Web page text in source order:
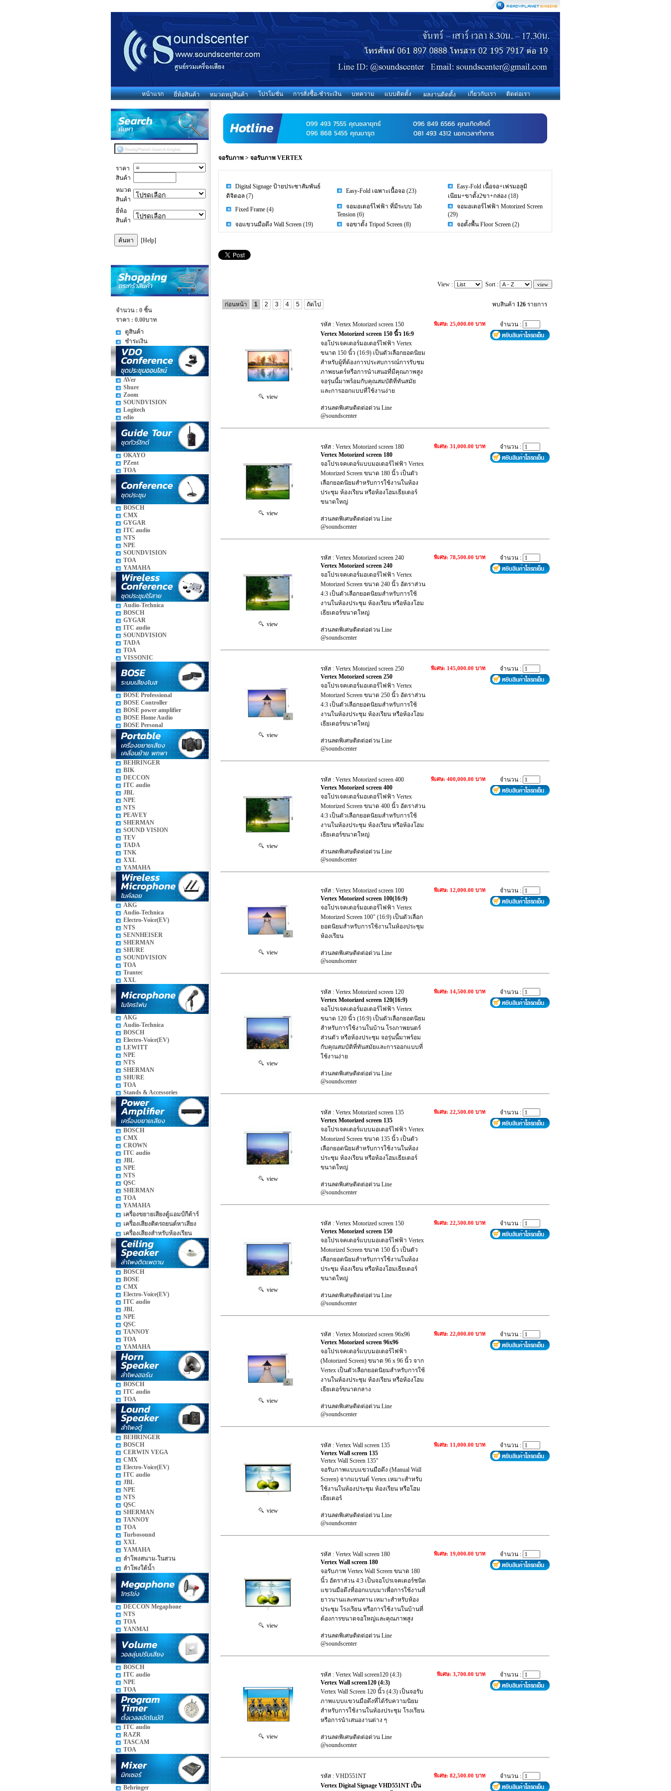
หน้าแรก ยี่ห้อสินค้า หมวดหมู่สินค้า โปรโมชั่น การสั่งซื้อ-ชำระเงิน บทความ แบบติดตั้ง ผลงานติดตั้ง เกี่ยวกับเรา ติดต่อเรา
ราคา
สินค้า
หมวด
สินค้า
ยี่ห้อ
สินค้า
[Help]
จำนวน : 0 ชิ้น
ราคา : 0.00บาท
ดูสินค้า
ชำระเงิน
AVer
Shure
Zoom
SOUNDVISION
Logitech
edio
OKAYO
PZent
TOA
BOSCH
CMX
GYGAR
ITC audio
NTS
NPE
SOUNDVISION
TOA
YAMAHA
Audio-Technica
BOSCH
GYGAR
ITC audio
SOUNDVISION
TADA
TOA
VISSONIC
BOSE Professional
BOSE Controller
BOSE power amplifier
BOSE Home Audio
BOSE Personal
BEHRINGER
BIK
DECCON
ITC audio
JBL
NPE
NTS
PEAVEY
SHERMAN
SOUND VISION
TEV
TADA
TNK
XXL
YAMAHA
AKG
Audio-Technica
Electro-Voice(EV)
NTS
SENNHEISER
SHERMAN
SHURE
SOUNDVISION
TOA
Trantec
XXL
AKG
Audio-Technica
BOSCH
Electro-Voice(EV)
LEWITT
NPE
NTS
SHERMAN
SHURE
TOA
Stands & Accessories
BOSCH
CMX
CROWN
ITC audio
JBL
NPE
NTS
QSC
SHERMAN
TOA
YAMAHA
เครื่องขยายเสียงตู้แอมป์กีต้าร์
เครื่องเสียงติดรถยนต์หาเสียง
เครื่องเสียงสำหรับห้องเรียน
BOSCH
BOSE
CMX
Electro-Voice(EV)
ITC audio
JBL
NPE
QSC
TANNOY
TOA
YAMAHA
BOSCH
ITC audio
TOA
BEHRINGER
BOSCH
CERWIN VEGA
CMX
Electro-Voice(EV)
ITC audio
JBL
NPE
NTS
QSC
SHERMAN
TANNOY
TOA
Turbosound
XXL
YAMAHA
ลำโพงสนาม-ในสวน
ลำโพงใต้น้ำ
DECCON Megaphone
NTS
TOA
YANMAI
BOSCH
ITC audio
NPE
TOA
ITC audio
RAZR
TASCAM
TOA
Behringer
จอรับภาพ >จอรับภาพ VERTEX
Digital Signage ป้ายประชาสัมพันธ์
ดิจิตอล(7)
Easy-Fold เฉพาะเนื้อจอ (23)
Easy-Fold เนื้อจอ+เฟรมอลูมิ
เนียม+ขาตั้ง2ขา+กล่อง (18)
Fixed Frame (4)
จอมอเตอร์ไฟฟ้า ที่มีระบบ Tab
Tension (6)
จอมอเตอร์ไฟฟ้า Motorized Screen
(29)
จอแขวนมือดึง Wall Screen (19) จอขาตั้ง Tripod Screen (8) จอตั้งพื้น Floor Screen (2)
View : Sort :
ก่อนหน้า 1 2 3 4 5 ถัดไป พบสินค้า 126 รายการ
view
รหัส : Vertex Motorized screen 150
Vertex Motorized screen 150 นิ้ว 16:9
จอโปรเจคเตอร์มอเตอร์ไฟฟ้า Vertex
ขนาด 150 นิ้ว (16:9) เป็นตัวเลือกยอดนิยม
สำหรับผู้ที่ต้องการประสบการณ์การรับชม
ภาพยนตร์หรือการนำเสนอที่มีคุณภาพสูง
จอรุ่นนี้มาพร้อมกับคุณสมบัติที่ทันสมัย
และการออกแบบที่ใช้งานง่าย
ส่วนลดพิเศษติดต่อด่วน Line
@soundscenter
พิเศษ: 25,000.00 บาท จำนวน :
view
รหัส : Vertex Motorized screen 180
Vertex Motorized screen 180
จอโปรเจคเตอร์แบบมอเตอร์ไฟฟ้า Vertex
Motorized Screen ขนาด 180 นิ้ว เป็นตัว
เลือกยอดนิยมสำหรับการใช้งานในห้อง
ประชุม ห้องเรียน หรือห้องโฮมเธียเตอร์
ขนาดใหญ่
ส่วนลดพิเศษติดต่อด่วน Line
@soundscenter
พิเศษ: 31,000.00 บาท จำนวน :
view
รหัส : Vertex Motorized screen 240
Vertex Motorized screen 240
จอโปรเจคเตอร์มอเตอร์ไฟฟ้า Vertex
Motorized Screen ขนาด 240 นิ้ว อัตราส่วน
4:3 เป็นตัวเลือกยอดนิยมสำหรับการใช้
งานในห้องประชุม ห้องเรียน หรือห้องโฮม
เธียเตอร์ขนาดใหญ่
ส่วนลดพิเศษติดต่อด่วน Line
@soundscenter
พิเศษ: 78,500.00 บาท จำนวน :
view
รหัส : Vertex Motorized screen 250
Vertex Motorized screen 250
จอโปรเจคเตอร์มอเตอร์ไฟฟ้า Vertex
Motorized Screen ขนาด 250 นิ้ว อัตราส่วน
4:3 เป็นตัวเลือกยอดนิยมสำหรับการใช้
งานในห้องประชุม ห้องเรียน หรือห้องโฮม
เธียเตอร์ขนาดใหญ่
ส่วนลดพิเศษติดต่อด่วน Line
@soundscenter
พิเศษ: 145,000.00 บาท จำนวน :
view
รหัส : Vertex Motorized screen 400
Vertex Motorized screen 400
จอโปรเจคเตอร์มอเตอร์ไฟฟ้า Vertex
Motorized Screen ขนาด 400 นิ้ว อัตราส่วน
4:3 เป็นตัวเลือกยอดนิยมสำหรับการใช้
งานในห้องประชุม ห้องเรียน หรือห้องโฮม
เธียเตอร์ขนาดใหญ่
ส่วนลดพิเศษติดต่อด่วน Line
@soundscenter
พิเศษ: 400,000.00 บาท จำนวน :
view
รหัส : Vertex Motorized screen 100
Vertex Motorized screen 100(16:9)
จอโปรเจคเตอร์มอเตอร์ไฟฟ้า Vertex
Motorized Screen 100″ (16:9) เป็นตัวเลือก
ยอดนิยมสำหรับการใช้งานในห้องประชุม
ห้องเรียน
ส่วนลดพิเศษติดต่อด่วน Line
@soundscenter
พิเศษ: 12,000.00 บาท จำนวน :
view
รหัส : Vertex Motorized screen 120
Vertex Motorized screen 120(16:9)
จอโปรเจคเตอร์มอเตอร์ไฟฟ้า Vertex
ขนาด 120 นิ้ว (16:9) เป็นตัวเลือกยอดนิยม
สำหรับการใช้งานในบ้าน โรงภาพยนตร์
ส่วนตัว หรือห้องประชุม จอรุ่นนี้มาพร้อม
กับคุณสมบัติที่ทันสมัยและการออกแบบที่
ใช้งานง่าย
ส่วนลดพิเศษติดต่อด่วน Line
@soundscenter
พิเศษ: 14,500.00 บาท จำนวน :
view
รหัส : Vertex Motorized screen 135
Vertex Motorized screen 135
จอโปรเจคเตอร์แบบมอเตอร์ไฟฟ้า Vertex
Motorized Screen ขนาด 135 นิ้ว เป็นตัว
เลือกยอดนิยมสำหรับการใช้งานในห้อง
ประชุม ห้องเรียน หรือห้องโฮมเธียเตอร์
ขนาดใหญ่
ส่วนลดพิเศษติดต่อด่วน Line
@soundscenter
พิเศษ: 22,500.00 บาท จำนวน :
view
รหัส : Vertex Motorized screen 150
Vertex Motorized screen 150
จอโปรเจคเตอร์แบบมอเตอร์ไฟฟ้า Vertex
Motorized Screen ขนาด 150 นิ้ว เป็นตัว
เลือกยอดนิยมสำหรับการใช้งานในห้อง
ประชุม ห้องเรียน หรือห้องโฮมเธียเตอร์
ขนาดใหญ่
ส่วนลดพิเศษติดต่อด่วน Line
@soundscenter
พิเศษ: 22,500.00 บาท จำนวน :
view
รหัส : Vertex Motorized screen 96x96
Vertex Motorized screen 96x96
จอโปรเจคเตอร์แบบมอเตอร์ไฟฟ้า
(Motorized Screen) ขนาด 96 x 96 นิ้ว จาก
Vertex เป็นตัวเลือกยอดนิยมสำหรับการใช้
งานในห้องประชุม ห้องเรียน หรือห้องโฮม
เธียเตอร์ขนาดกลาง
ส่วนลดพิเศษติดต่อด่วน Line
@soundscenter
พิเศษ: 22,000.00 บาท จำนวน :
view
รหัส : Vertex Wall screen 135
Vertex Wall screen 135
Vertex Wall Screen 135"
จอรับภาพแบบแขวนมือดึง (Manual Wall
Screen) จากแบรนด์ Vertex เหมาะสำหรับ
ใช้งานในห้องประชุม ห้องเรียน หรือโฮม
เธียเตอร์
ส่วนลดพิเศษติดต่อด่วน Line
@soundscenter
พิเศษ: 11,000.00 บาท จำนวน :
view
รหัส : Vertex Wall screen 180
Vertex Wall screen 180
จอรับภาพ Vertex Wall Screen ขนาด 180
นิ้ว อัตราส่วน 4:3 เป็นจอโปรเจคเตอร์ชนิด
แขวนมือดึงที่ออกแบบมาเพื่อการใช้งานที่
ยาวนานและทนทาน เหมาะสำหรับห้อง
ประชุม โรงเรียน หรือการใช้งานในบ้านที่
ต้องการขนาดจอใหญ่และคุณภาพสูง
ส่วนลดพิเศษติดต่อด่วน Line
@soundscenter
พิเศษ: 19,000.00 บาท จำนวน :
view
รหัส : Vertex Wall screen120 (4:3)
Vertex Wall screen120 (4:3)
Vertex Wall Screen 120 นิ้ว (4:3) เป็นจอรับ
ภาพแบบแขวนมือดึงที่ได้รับความนิยม
สำหรับการใช้งานในห้องประชุม โรงเรียน
หรือการนำเสนองานต่าง ๆ
ส่วนลดพิเศษติดต่อด่วน Line
@soundscenter
พิเศษ: 3,700.00 บาท จำนวน :
รหัส : VHD551NT
Vertex Digital Signage VHD551NT เป็น
พิเศษ: 82,500.00 บาท จำนวน :